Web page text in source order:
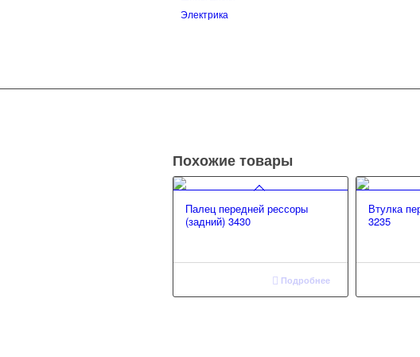
Электрика
Похожие товары
Палец передней рессоры
(задний) 3430
Подробнее
Втулка
3235